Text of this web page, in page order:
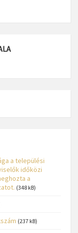
a települési
időközi
a
(348 kB)
(237 kB)